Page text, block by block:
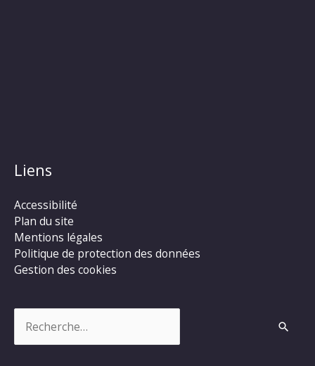
Liens
Accessibilité
Plan du site
Mentions légales
Politique de protection des données
Gestion des cookies